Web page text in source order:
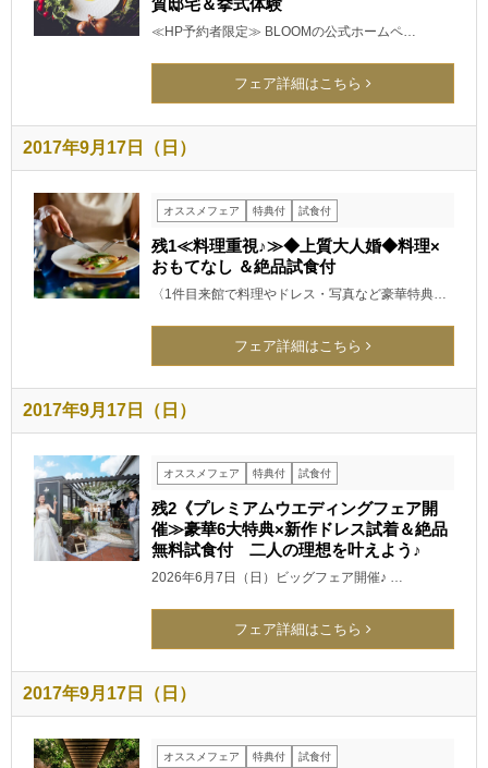
質邸宅＆挙式体験
≪HP予約者限定≫ BLOOMの公式ホームペ…
フェア詳細はこちら
2017年9月17日（日）
オススメフェア 特典付 試食付
残1≪料理重視♪≫◆上質大人婚◆料理×
おもてなし ＆絶品試食付
〈1件目来館で料理やドレス・写真など豪華特典…
フェア詳細はこちら
2017年9月17日（日）
オススメフェア 特典付 試食付
残2《プレミアムウエディングフェア開
催≫豪華6大特典×新作ドレス試着＆絶品
無料試食付 二人の理想を叶えよう♪
2026年6月7日（日）ビッグフェア開催♪ …
フェア詳細はこちら
2017年9月17日（日）
オススメフェア 特典付 試食付